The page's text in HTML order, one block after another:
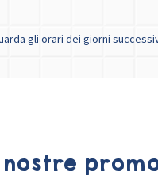
gli orari dei giorni
nostre